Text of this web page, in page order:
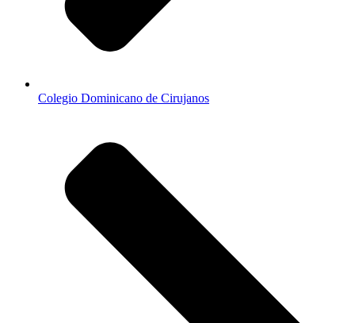
Colegio Dominicano de Cirujanos